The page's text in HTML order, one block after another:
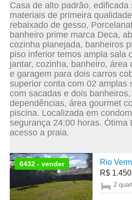
Casa de alto padrão, edificada
materiais de primeira
rebaixado de gesso,
banheiro prime marca Deca,
cozinha planejada, banheiros
piso inferior temos ampla sala
jantar, cozinha, banheiro, área
e garagem para dois carros
superior conta com 02 amplas
com sacadas e dois
dependências, área gourmet
piscina. Localizada em
segurança 24:00 horas. Ótima
acesso a praia.
6432 - vender
Rio
R$
2